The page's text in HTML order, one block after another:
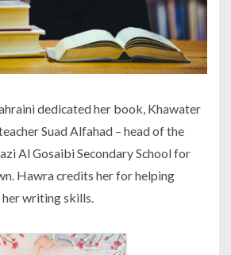
dedicated her book, Khawater
Suad Alfahad – head of the
Al Gosaibi Secondary School for
Hawra credits her for helping
writing skills.